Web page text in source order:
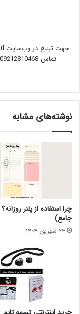
جهت تبلیغ در وب‌سایت
تماس 09212810468 یا ایمیل sales@aloomag.ir در تماس باشید.
نوشته‌های مشابه
چرا استفاده از پلنر
جامع)
۲۳ شهریور ۱۴۰۴